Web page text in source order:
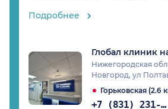
Подробнее
Глобал клиник
Нижегородская
Новгород, ул
Горьковская (2.6
+7 (831) 231-05-65